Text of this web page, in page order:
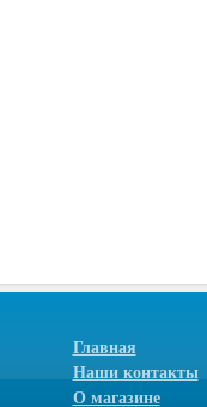
Главная
Наши контакты
О магазине